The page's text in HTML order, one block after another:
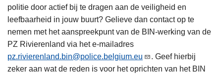
politie door actief bij te dragen aan de veiligheid en
leefbaarheid in jouw buurt? Gelieve dan contact op te
nemen met het aanspreekpunt van de BIN-werking van de
PZ Rivierenland via het e-mailadres
pz.rivierenland.bin@police.belgium.eu
. Geef hierbij
zeker aan wat de reden is voor het oprichten van het BIN